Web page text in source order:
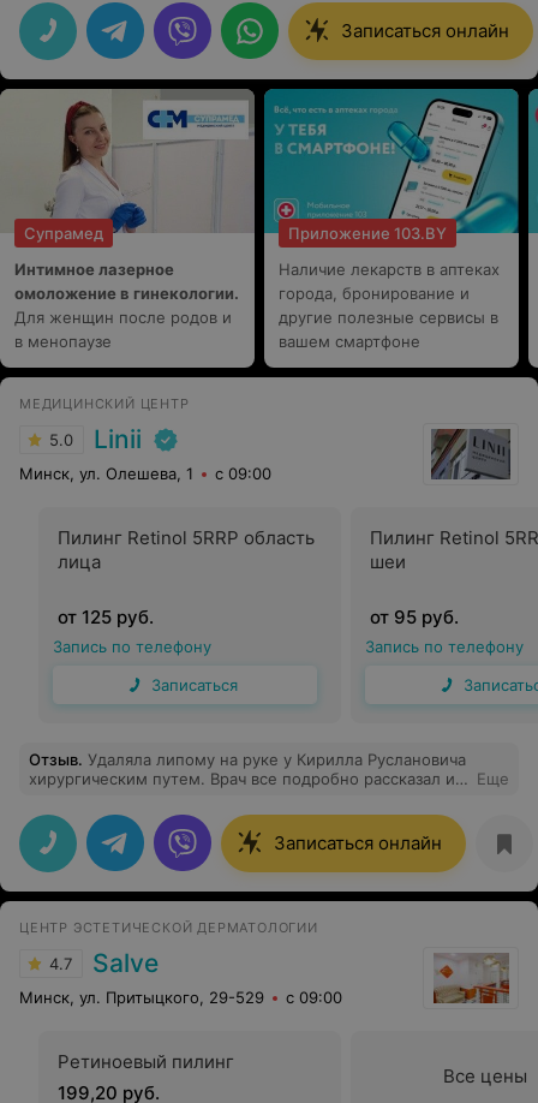
Записаться онлайн
Супрамед
Интимное лазерное
омоложение в гинекологии.
Для женщин после родов и
в менопаузе
Приложение 103.BY
Наличие лекарств в аптеках
города, бронирование и
другие полезные сервисы в
вашем смартфоне
МЕДИЦИНСКИЙ ЦЕНТР
5.0 Linii
Минск, ул. Олешева, 1 с 09:00
Пилинг Retinol 5RRP область
лица
от 125 руб.
Запись по телефону
Записаться
Пилинг Retinol
шеи
от 95 руб.
Запись по телефону
Отзыв. Удаляла липому на руке у Кирилла Руслановича
хирургическим путем. Врач все подробно рассказал и
безболезненно, шов очень тонкий и аккуратный, после
процедуры никакого дискомфорта не приносил)
Доктор очень чуткий и внимательный!
Еще
Записаться онлайн
ЦЕНТР ЭСТЕТИЧЕСКОЙ ДЕРМАТОЛОГИИ
4.7 Salve
Минск, ул. Притыцкого, 29-529 с 09:00
Ретиноевый пилинг
199,20 руб.
Все цены